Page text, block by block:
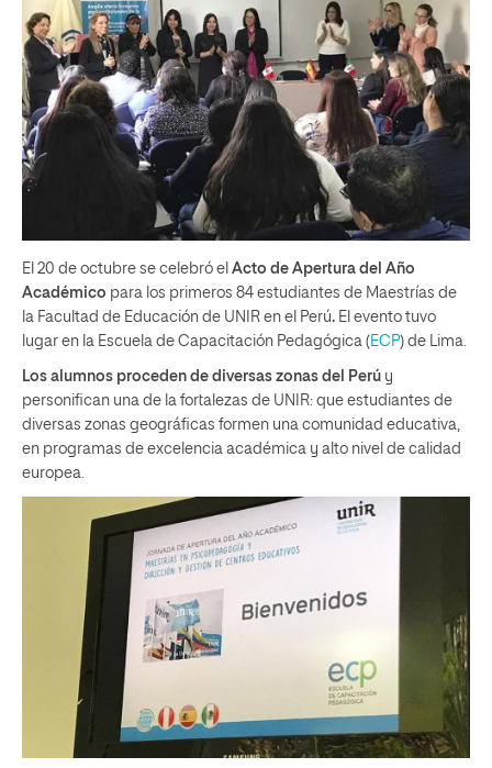
El 20 de octubre se celebró el Acto de Apertura del Año
Académico para los primeros 84 estudiantes de Maestrías de
la Facultad de Educación de UNIR en el Perú. El evento tuvo
lugar en la Escuela de Capacitación Pedagógica ( ECP) de Lima.
Los alumnos proceden de diversas zonas del Perú y
personifican una de la fortalezas de UNIR: que estudiantes de
diversas zonas geográficas formen una comunidad educativa,
en programas de excelencia académica y alto nivel de calidad
europea.